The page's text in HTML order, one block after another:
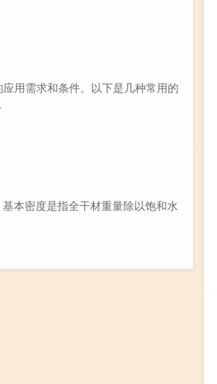
用需求和条件。以下是几种常用的
本密度是指全干材重量除以饱和水